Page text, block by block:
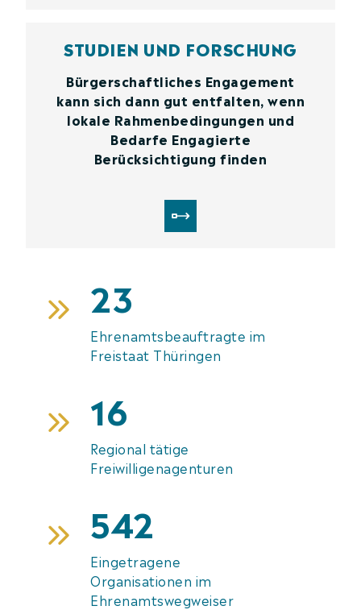
STUDIEN UND FORSCHUNG
Bürgerschaftliches Engagement
kann sich dann gut entfalten, wenn
lokale Rahmenbedingungen und
Bedarfe Engagierte
Berücksichtigung finden
23
Ehrenamtsbeauftragte im
Freistaat Thüringen
16
Regional tätige
Freiwilligenagenturen
542
Eingetragene
Organisationen im
Ehrenamtswegweiser